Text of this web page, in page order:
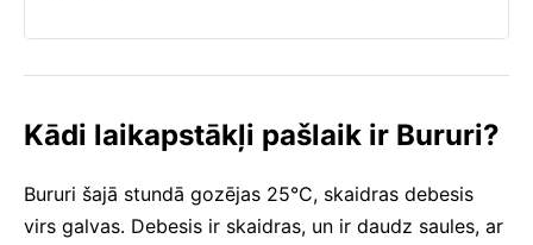
Kādi laikapstākļi pašlaik ir Bururi?
Bururi šajā stundā gozējas 25°C, skaidras debesis
virs galvas. Debesis ir skaidras, un ir daudz saules, ar